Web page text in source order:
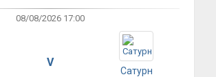
08/08/2026 17:00
V
Сатурн